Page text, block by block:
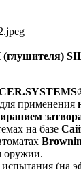
применения
на базе
оружии.
(на